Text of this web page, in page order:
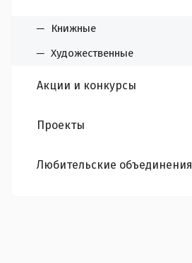
Книжные
Художественные
Акции и конкурсы
Проекты
Любительские объединения